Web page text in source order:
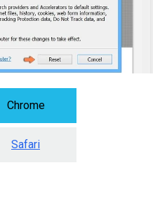
Chrome
Safari